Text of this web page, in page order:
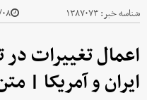
شناسه خبر:۱۳۸۷۰۷۳
اعمال تغییرات در
ایران و آمریکا |